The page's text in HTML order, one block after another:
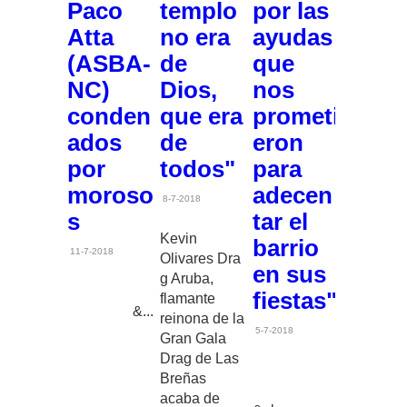
Paco
Atta
(ASBA-
NC)
conden
ados
por
moroso
s
11-7-2018
&...
templo
no era
de
Dios,
que era
de
todos"
8-7-2018
Kevin
Olivares Dra
g Aruba,
flamante
reinona de la
Gran Gala
Drag de Las
Breñas
acaba de
por las
ayudas
que
nos
prometi
eron
para
adecen
tar el
barrio
en sus
fiestas"
5-7-2018